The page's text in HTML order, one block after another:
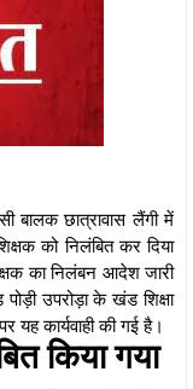
बालक छात्रावास लैंगी में
को निलंबित कर दिया
का निलंबन आदेश जारी
उपरोड़ा के खंड शिक्षा
कार्यवाही की गई है।
किया गया